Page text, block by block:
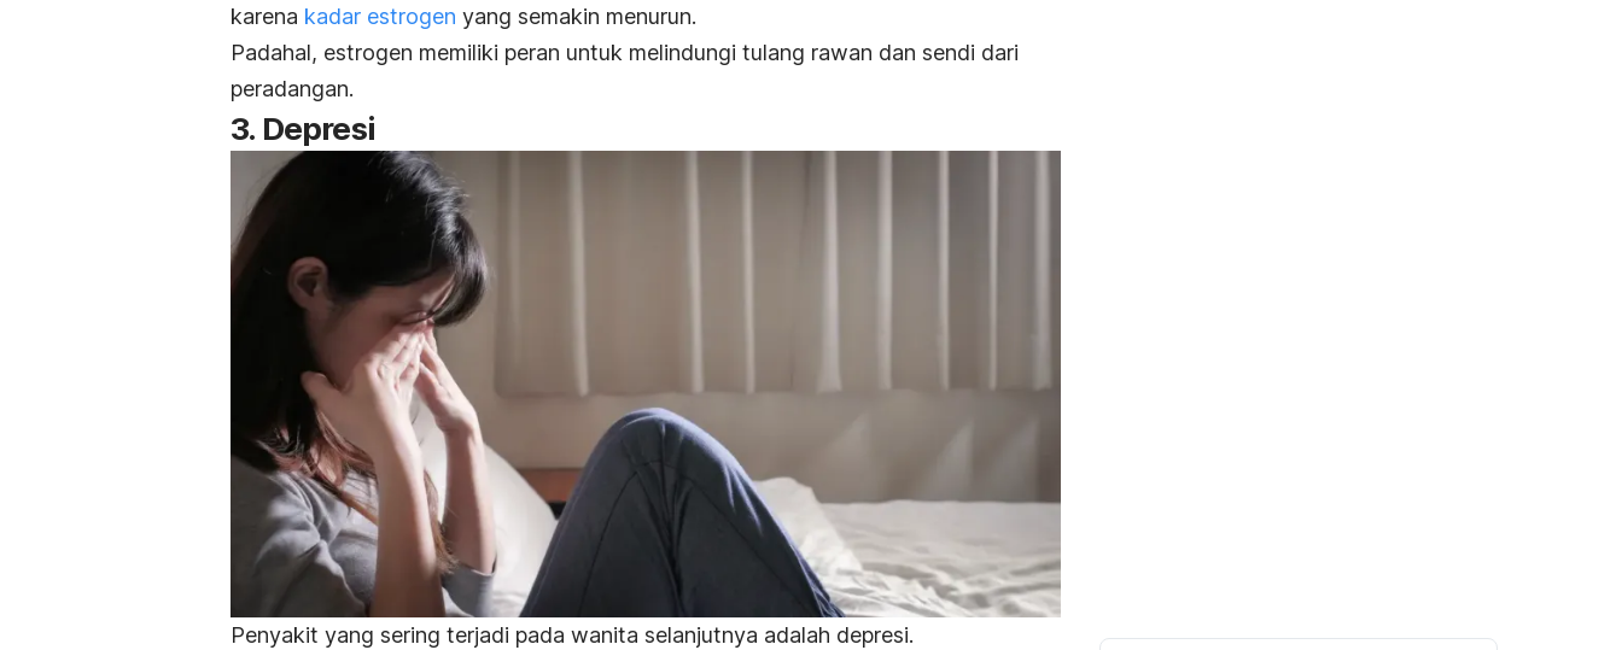
karena kadar estrogen yang semakin menurun.
Padahal, estrogen memiliki peran untuk melindungi tulang rawan dan sendi dari
peradangan.
3. Depresi
Penyakit yang sering terjadi pada wanita selanjutnya adalah depresi.